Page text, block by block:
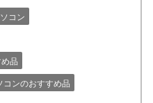
コン
品
ンのおすすめ品